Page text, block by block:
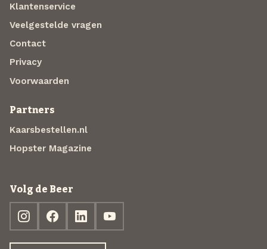
Klantenservice
Veelgestelde vragen
Contact
Privacy
Voorwaarden
Partners
Kaarsbestellen.nl
Hopster Magazine
Volg de Beer